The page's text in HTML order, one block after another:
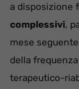
a disposizione
complessivi,
mese
della
terapeutico-